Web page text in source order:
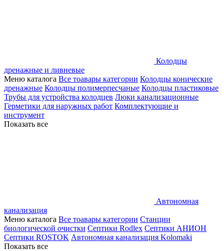
Колодцы
дренажные и ливневые
Меню каталога Все тоавары категории Колодцы конические
дренажные Колодцы полимерпесчаные Колодцы пластиковые
Трубы для устройства колодцев Люки канализационные
Герметики для наружных работ Комплектующие и
инструмент
Показать все
Автономная
канализация
Меню каталога Все тоавары категории Станции
биологической очистки Септики Rodlex Септики АНИОН
Септики ROSTOK Автономная канализация Kolomaki
Показать все